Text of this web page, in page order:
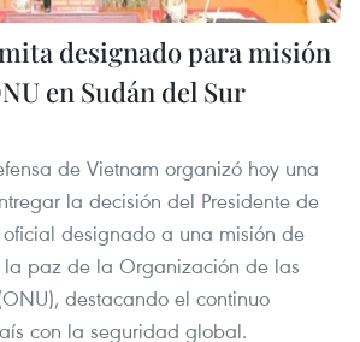
designado para misión
en Sudán del Sur
de Vietnam organizó hoy una
la decisión del Presidente de
designado a una misión de
la paz de la Organización de las
destacando el continuo
con la seguridad global.